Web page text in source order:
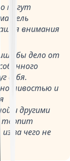
могут
внимания
бы дело от
себя.
и
и другими
терпит
за чего не